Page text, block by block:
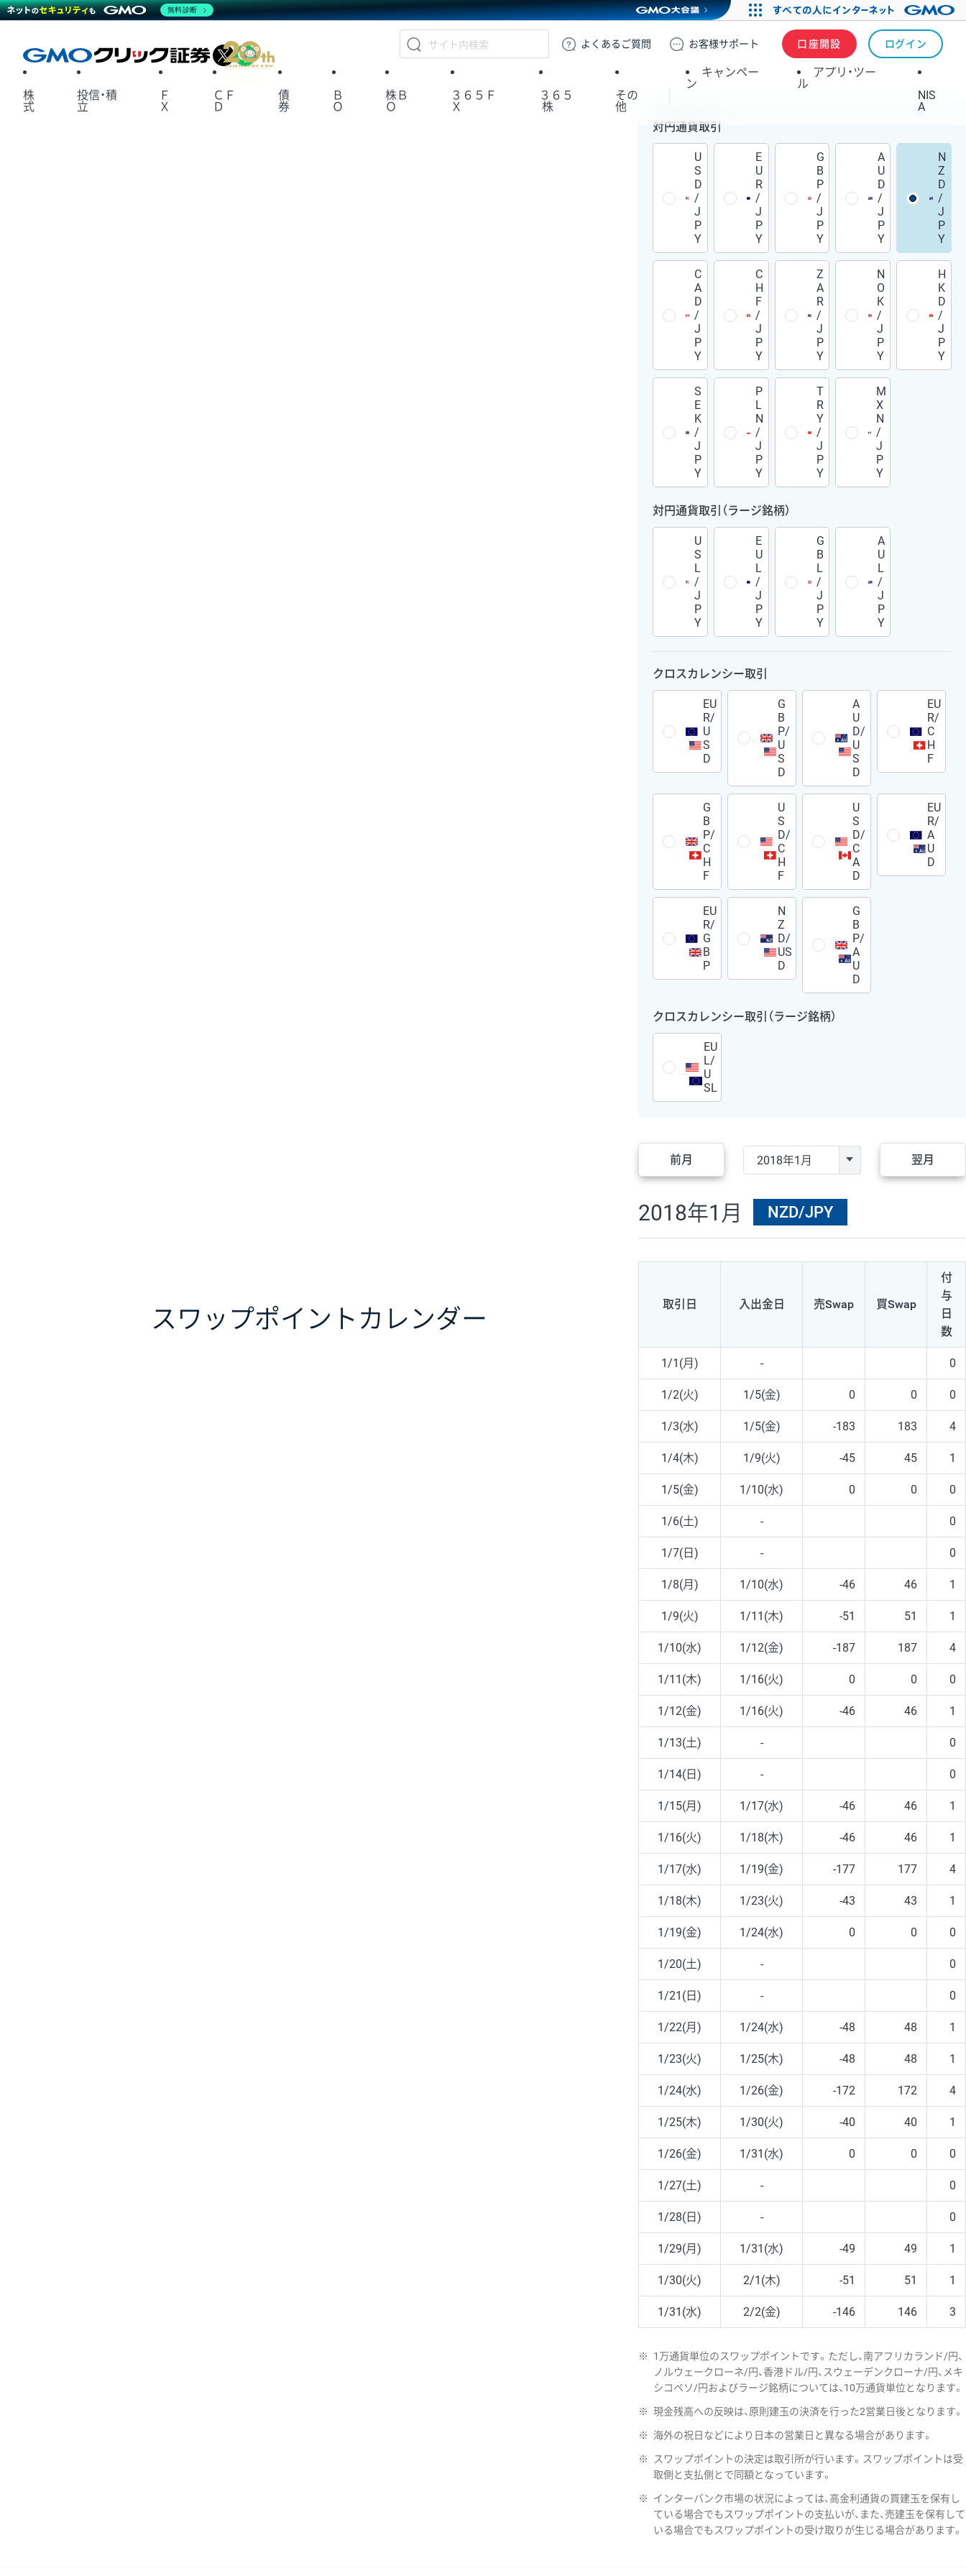
GMOクリック証券
よくある ご質問 お客様サポート 口座開設 ログイン
X
株
式
投信・積
立
Ｆ
Ｘ
ＣＦ
Ｄ
債
券
Ｂ
Ｏ
株Ｂ
Ｏ
３６５Ｆ
Ｘ
３６５
株
その
他
キャンペー
ン
アプリ・ツー
ル
NIS
A
スワップポイント カレンダー
対円通貨取引
U
S
D
/
J
P
Y
E
U
R
/
J
P
Y
G
B
P
/
J
P
Y
A
U
D
/
J
P
Y
N
Z
D
/
J
P
Y
C
A
D
/
J
P
Y
C
H
F
/
J
P
Y
Z
A
R
/
J
P
Y
N
O
K
/
J
P
Y
H
K
D
/
J
P
Y
S
E
K
/
J
P
Y
P
L
N
/
J
P
Y
T
R
Y
/
J
P
Y
M
X
N
/
J
P
Y
対円通貨取引（ラージ銘柄）
U
S
L
/
J
P
Y
E
U
L
/
J
P
Y
G
B
L
/
J
P
Y
A
U
L
/
J
P
Y
クロスカレンシー取引
EU
R/
U
S
D
G
B
P/
U
S
D
A
U
D/
U
S
D
EU
R/
C
H
F
G
B
P/
C
H
F
U
S
D/
C
H
F
U
S
D/
C
A
D
EU
R/
A
U
D
EU
R/
G
B
P
N
Z
D/
US
D
G
B
P/
A
U
D
クロスカレンシー取引（ラージ銘柄）
EU
L/
U
SL
前月 翌月
2018年1月 NZD/JPY
取引日 入出金日 売Swap 買Swap
付
与
日
数
1/1(月) - 0
1/2(火) 1/5(金) 0 0 0
1/3(水) 1/5(金) -183 183 4
1/4(木) 1/9(火) -45 45 1
1/5(金) 1/10(水) 0 0 0
1/6(土) - 0
1/7(日) - 0
1/8(月) 1/10(水) -46 46 1
1/9(火) 1/11(木) -51 51 1
1/10(水) 1/12(金) -187 187 4
1/11(木) 1/16(火) 0 0 0
1/12(金) 1/16(火) -46 46 1
1/13(土) - 0
1/14(日) - 0
1/15(月) 1/17(水) -46 46 1
1/16(火) 1/18(木) -46 46 1
1/17(水) 1/19(金) -177 177 4
1/18(木) 1/23(火) -43 43 1
1/19(金) 1/24(水) 0 0 0
1/20(土) - 0
1/21(日) - 0
1/22(月) 1/24(水) -48 48 1
1/23(火) 1/25(木) -48 48 1
1/24(水) 1/26(金) -172 172 4
1/25(木) 1/30(火) -40 40 1
1/26(金) 1/31(水) 0 0 0
1/27(土) - 0
1/28(日) - 0
1/29(月) 1/31(水) -49 49 1
1/30(火) 2/1(木) -51 51 1
1/31(水) 2/2(金) -146 146 3
※
1万通貨単位のスワップポイントです。ただし、南アフリカランド/円、
ノルウェークローネ/円、香港ドル/円、スウェーデンクローナ/円、メキ
シコペソ/円およびラージ銘柄については、10万通貨単位となります。
※ 現金残高への反映は、原則建玉の決済を行った2営業日後となります。
※ 海外の祝日などにより日本の営業日と異なる場合があります。
※
スワップポイントの決定は取引所が行います。スワップポイントは受
取側と支払側とで同額となっています。
※
インターバンク市場の状況によっては、高金利通貨の買建玉を保有し
ている場合でもスワップポイントの支払いが、また、売建玉を保有して
いる場合でもスワップポイントの受け取りが生じる場合があります。
無料診断